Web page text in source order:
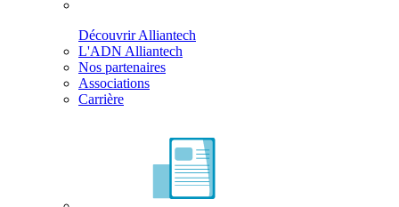
Découvrir Alliantech
L'ADN Alliantech
Nos partenaires
Associations
Carrière